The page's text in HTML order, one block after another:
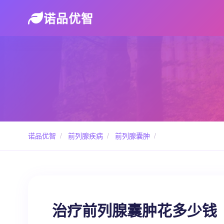
诺品优智
诺品优智 / 前列腺疾病 / 前列腺囊肿 /
治疗前列腺囊肿花多少钱